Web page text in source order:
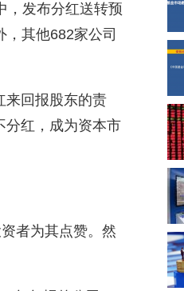
，发布分红送转预
其他682家公司
来回报股东的责
分红，成为资本市
者为其点赞。然